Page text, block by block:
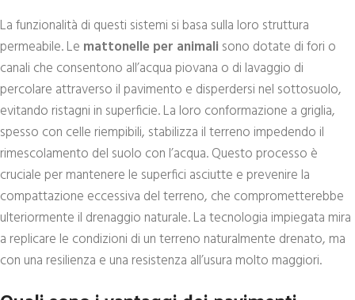
La funzionalità di questi sistemi si basa sulla loro struttura
permeabile. Le mattonelle per animali sono dotate di fori o
canali che consentono all’acqua piovana o di lavaggio di
percolare attraverso il pavimento e disperdersi nel sottosuolo,
evitando ristagni in superficie. La loro conformazione a griglia,
spesso con celle riempibili, stabilizza il terreno impedendo il
rimescolamento del suolo con l’acqua. Questo processo è
cruciale per mantenere le superfici asciutte e prevenire la
compattazione eccessiva del terreno, che comprometterebbe
ulteriormente il drenaggio naturale. La tecnologia impiegata mira
a replicare le condizioni di un terreno naturalmente drenato, ma
con una resilienza e una resistenza all’usura molto maggiori.